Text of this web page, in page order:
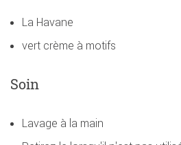
La Havane
vert crème à motifs
Soin
Lavage à la main